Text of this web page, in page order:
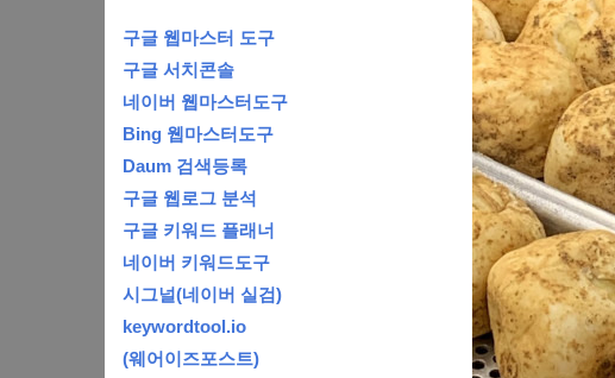
구글 웹마스터 도구
구글 서치콘솔
네이버 웹마스터도구
Bing 웹마스터도구
Daum 검색등록
구글 웹로그 분석
구글 키워드 플래너
네이버 키워드도구
시그널(네이버 실검)
keywordtool.io
(웨어이즈포스트)